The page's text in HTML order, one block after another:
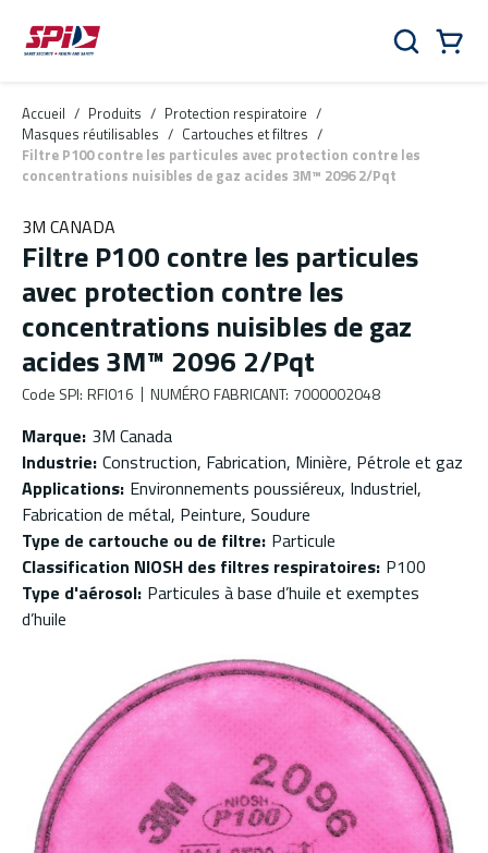
Aller au contenu principal
Skip to menu
Skip to footer
Rechercher
Accueil / Produits / Protection respiratoire /
Masques réutilisables / Cartouches et filtres /
Filtre P100 contre les particules avec protection contre les
concentrations nuisibles de gaz acides 3M™ 2096 2/Pqt
3M CANADA
Filtre P100 contre les particules
avec protection contre les
concentrations nuisibles de gaz
acides 3M™ 2096 2/Pqt
Code SPI: RFI016 NUMÉRO FABRICANT: 7000002048
Marque: 3M Canada
Industrie: Construction, Fabrication, Minière, Pétrole et gaz
Applications: Environnements poussiéreux, Industriel,
Fabrication de métal, Peinture, Soudure
Type de cartouche ou de filtre: Particule
Classification NIOSH des filtres respiratoires: P100
Type d'aérosol: Particules à base d’huile et exemptes
d’huile